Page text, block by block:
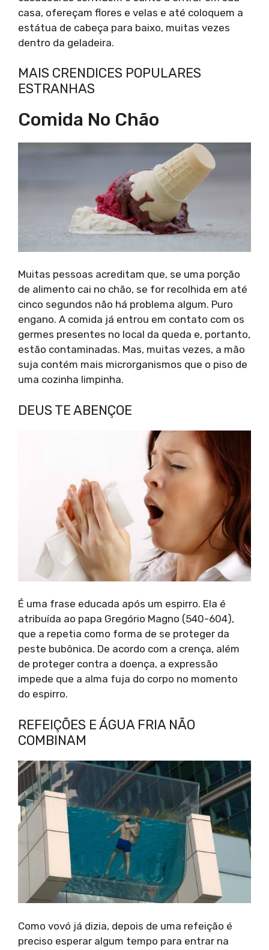
casa, ofereçam flores e velas e até coloquem a
estátua de cabeça para baixo, muitas vezes
dentro da geladeira.
MAIS CRENDICES POPULARES
ESTRANHAS
Comida No Chão
Muitas pessoas acreditam que, se uma porção
de alimento cai no chão, se for recolhida em até
cinco segundos não há problema algum. Puro
engano. A comida já entrou em contato com os
germes presentes no local da queda e, portanto,
estão contaminadas. Mas, muitas vezes, a mão
suja contém mais microrganismos que o piso de
uma cozinha limpinha.
DEUS TE ABENÇOE
É uma frase educada após um espirro. Ela é
atribuída ao papa Gregório Magno (540-604),
que a repetia como forma de se proteger da
peste bubônica. De acordo com a crença, além
de proteger contra a doença, a expressão
impede que a alma fuja do corpo no momento
do espirro.
REFEIÇÕES E ÁGUA FRIA NÃO
COMBINAM
Como vovó já dizia, depois de uma refeição é
preciso esperar algum tempo para entrar na